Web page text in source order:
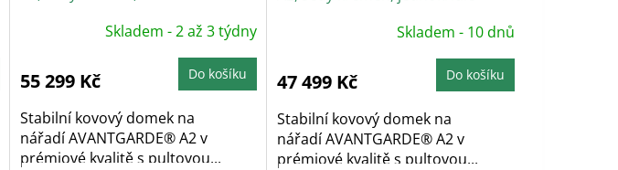
Skladem - 2 až 3 týdny
55 299 Kč Do košíku
Stabilní kovový domek na
nářadí AVANTGARDE® A2 v
prémiové kvalitě s pultovou...
Skladem - 10 dnů
47 499 Kč Do košíku
Stabilní kovový domek na
nářadí AVANTGARDE® A2 v
prémiové kvalitě s pultovou...